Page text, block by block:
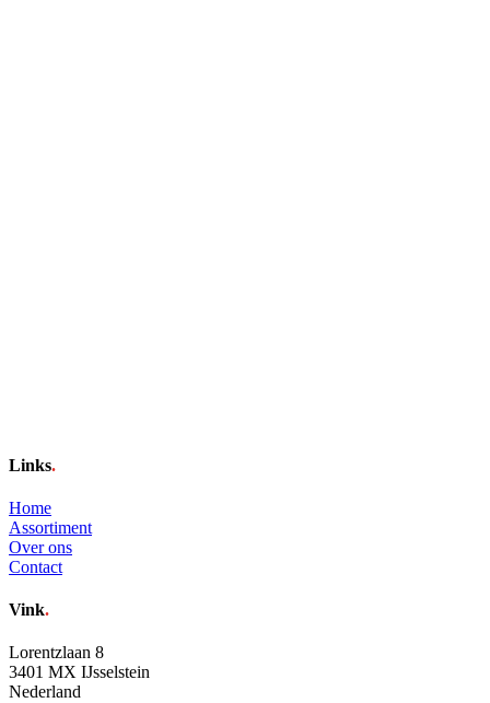
Links.
Home
Assortiment
Over ons
Contact
Vink.
Lorentzlaan 8
3401 MX IJsselstein
Nederland